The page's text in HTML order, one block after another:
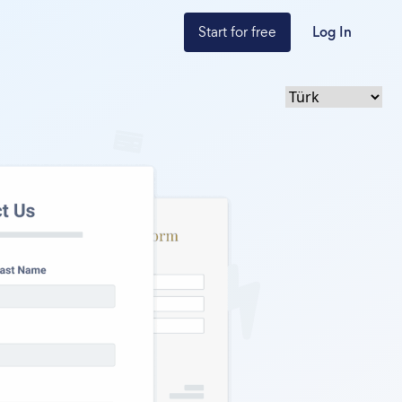
Start for free Log In